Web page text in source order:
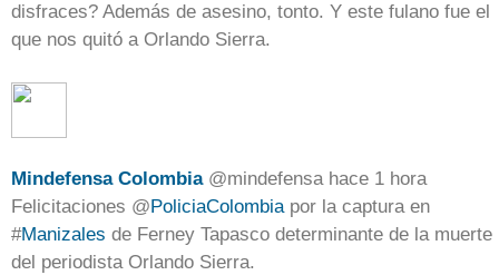
disfraces? Además de asesino, tonto. Y este fulano fue el
que nos quitó a Orlando Sierra.
Mindefensa Colombia @mindefensa hace 1 hora
Felicitaciones @ PoliciaColombiapor la captura en
#Manizales de Ferney Tapasco determinante de la muerte
del periodista Orlando Sierra.